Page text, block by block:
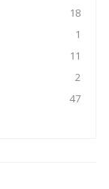
18
1
11
2
47